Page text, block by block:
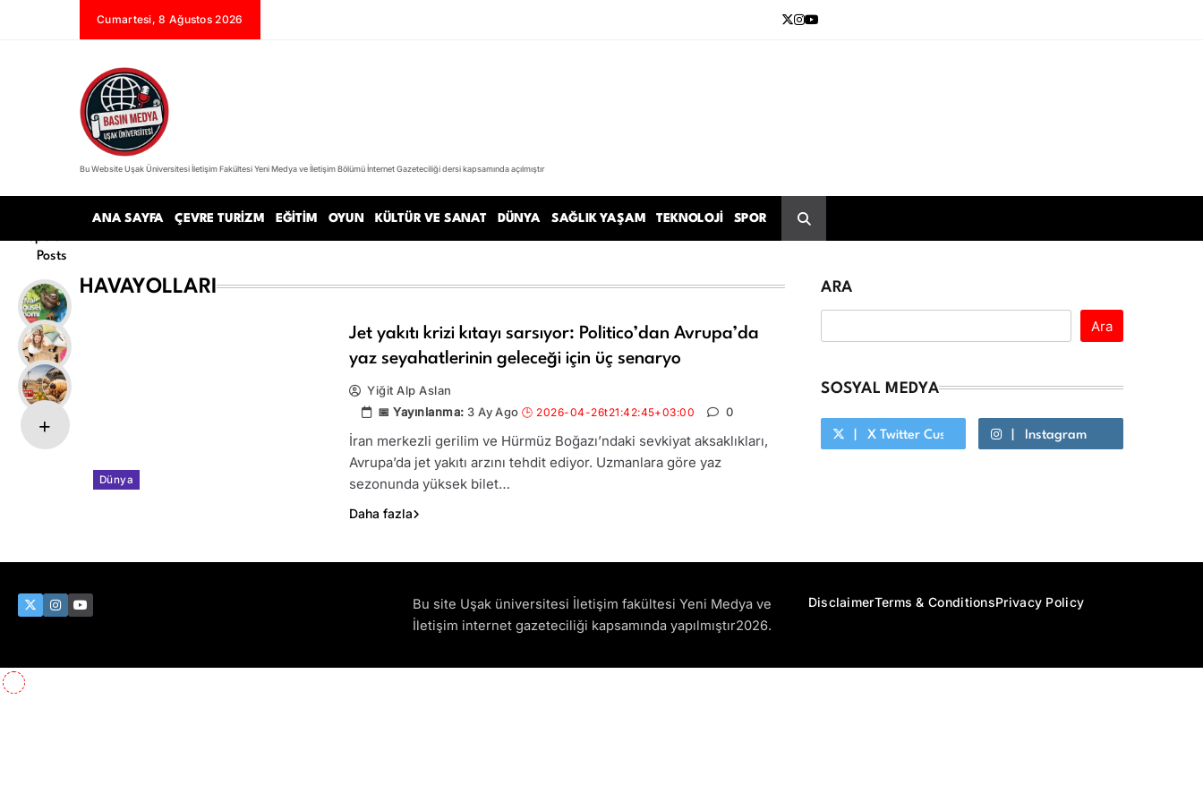
Cumartesi, 8 Ağustos 2026
Basın Medya
Bu Website Uşak Üniversitesi İletişim Fakültesi Yeni Medya ve İletişim Bölümü İnternet Gazeteciliği dersi kapsamında açılmıştır
ANA SAYFA ÇEVRE TURIZM EĞITIM OYUN KÜLTÜR VE SANAT DÜNYA SAĞLIK YAŞAM TEKNOLOJI SPOR
Popular
Posts
HAVAYOLLARI
Dünya
Jet yakıtı krizi kıtayı sarsıyor: Politico’dan Avrupa’da
yaz seyahatlerinin geleceği için üç senaryo
Yiğit Alp Aslan
3 Ay Ago
0
İran merkezli gerilim ve Hürmüz Boğazı’ndaki sevkiyat aksaklıkları,
Avrupa’da jet yakıtı arzını tehdit ediyor. Uzmanlara göre yaz
sezonunda yüksek bilet…
Daha fazla
ARA
Ara
SOSYAL MEDYA
X Twitter Custom Cursor On Hover
Instagram
Bu site Uşak üniversitesi İletişim fakültesi Yeni Medya ve
İletişim internet gazeteciliği kapsamında yapılmıştır2026.
DisclaimerTerms & ConditionsPrivacy Policy